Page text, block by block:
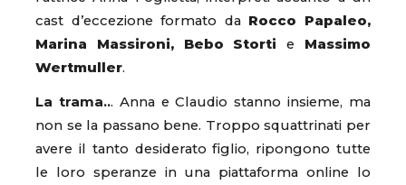
cast d’eccezione formato da Rocco Papaleo,
Marina Massironi, Bebo Storti e Massimo
Wertmuller.
La trama... Anna e Claudio stanno insieme, ma
non se la passano bene. Troppo squattrinati per
avere il tanto desiderato figlio, ripongono tutte
le loro speranze in una piattaforma online lo